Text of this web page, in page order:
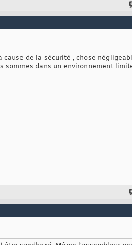
de la sécurité , chose
sommes dans un environnement